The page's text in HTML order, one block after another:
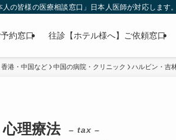
の皆様の医療相談窓口」日本人医師が対応します。
約窓口 往診【ホテル様へ】ご依頼窓口
港・中国など 中国の病院・クリニック ハルビン・吉
理療法 – tax –